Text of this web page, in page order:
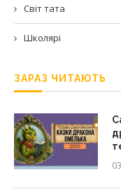
Світ тата
Школярі
ЗАРАЗ ЧИТАЮТЬ